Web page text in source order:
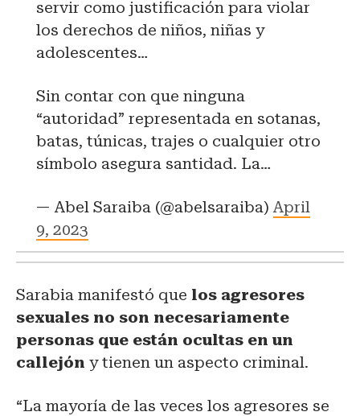
servir como justificación para violar
los derechos de niños, niñas y
adolescentes…
Sin contar con que ninguna
“autoridad” representada en sotanas,
batas, túnicas, trajes o cualquier otro
símbolo asegura santidad. La…
— Abel Saraiba (@abelsaraiba)April
9, 2023
Sarabia manifestó que los agresores
sexuales no son necesariamente
personas que están ocultas en un
callejón y tienen un aspecto criminal.
“La mayoría de las veces los agresores se